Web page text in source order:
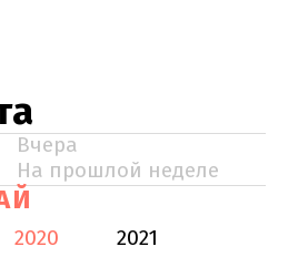
Вчера
На прошлой неделе
2020
2021